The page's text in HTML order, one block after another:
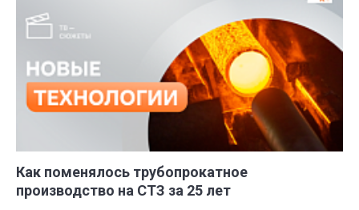
Как поменялось трубопрокатное
производство на СТЗ за 25 лет